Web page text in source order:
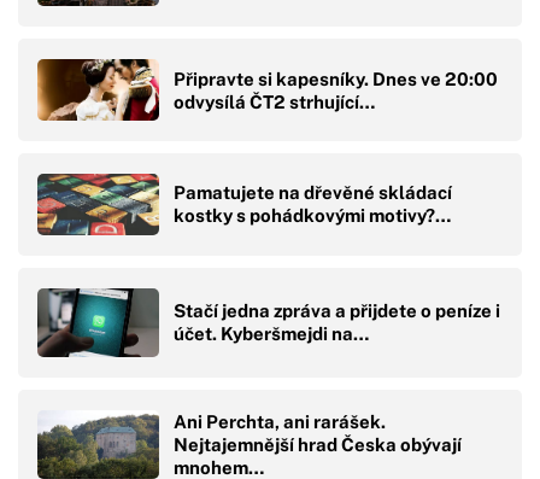
Připravte si kapesníky. Dnes ve 20:00
odvysílá ČT2 strhující…
Pamatujete na dřevěné skládací
kostky s pohádkovými motivy?…
Stačí jedna zpráva a přijdete o peníze i
účet. Kyberšmejdi na…
Ani Perchta, ani rarášek.
Nejtajemnější hrad Česka obývají
mnohem…